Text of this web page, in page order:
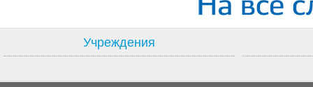
Учреждения